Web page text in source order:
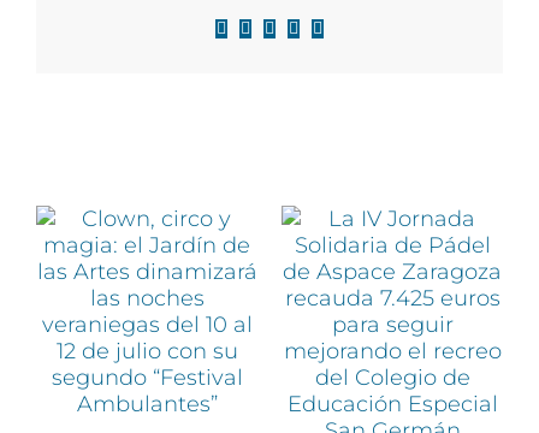
Facebook
X LinkedIn
WhatsApp
Correo